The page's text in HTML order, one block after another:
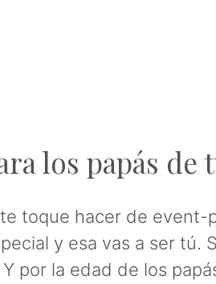
los papás de
toque hacer de
y esa vas a ser tú.
por la edad de los